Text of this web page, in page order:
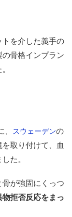
を介した義手の
骨格インプラン
スウェーデンの
取り付けて、血
た。
が強固にくっつ
拒否反応をまっ